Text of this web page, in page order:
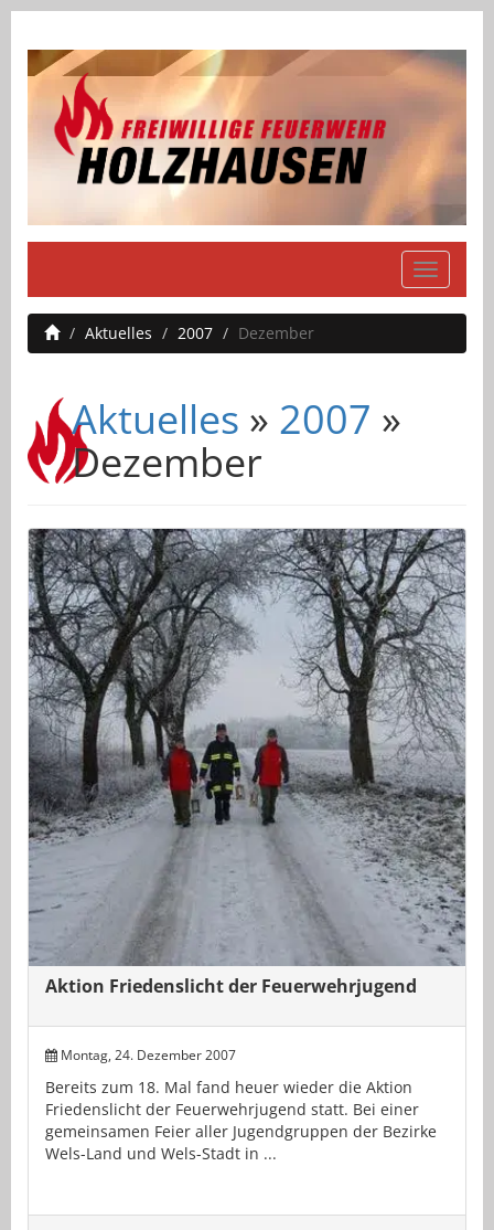
Aktuelles
2007 Dezember
Aktuelles » 2007 »
Dezember
Aktion Friedenslicht der Feuerwehrjugend
Montag, 24. Dezember 2007
Bereits zum 18. Mal fand heuer wieder die Aktion
Friedenslicht der Feuerwehrjugend statt. Bei einer
gemeinsamen Feier aller Jugendgruppen der Bezirke
Wels-Land und Wels-Stadt in ...